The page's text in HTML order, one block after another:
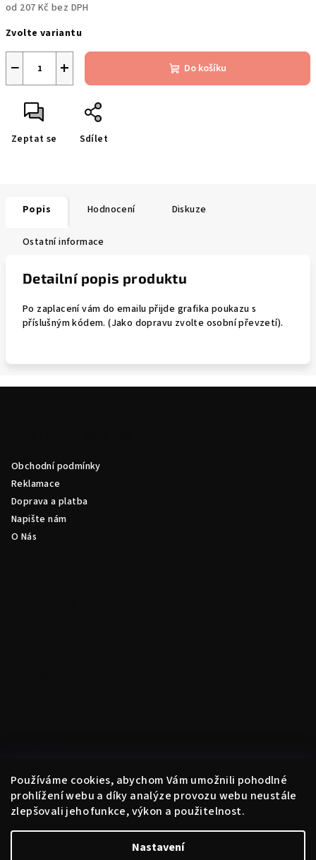
Používáme cookies, abychom Vám umožnili pohodlné
prohlížení webu a díky analýze provozu webu neustále
zlepšovali jeho funkce, výkon a použitelnost.
Nastavení
od 207 Kč bez DPH
cena:
Zvolte variantu
+
− Do košíku
Zeptat se Sdílet
Popis Hodnocení Diskuze
Ostatní informace
Detailní popis produktu
Po zaplacení vám do emailu přijde grafika poukazu s
příslušným kódem. (Jako dopravu zvolte osobní převzetí).
Obchodní podmínky
Reklamace
Doprava a platba
Napište nám
O Nás
obchod@instantne.cz
+420 720 025 433